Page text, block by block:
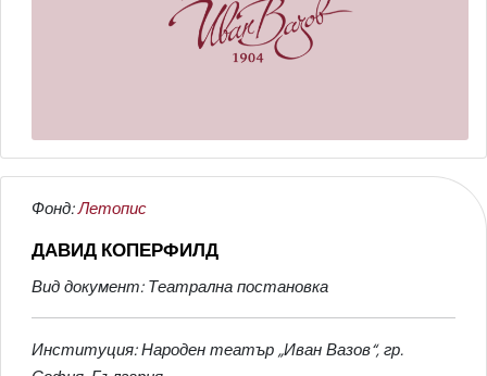
Фонд:Летопис
ДАВИД КОПЕРФИЛД
Вид документ: Театрална постановка
Институция: Народен театър „Иван Вазов“, гр.